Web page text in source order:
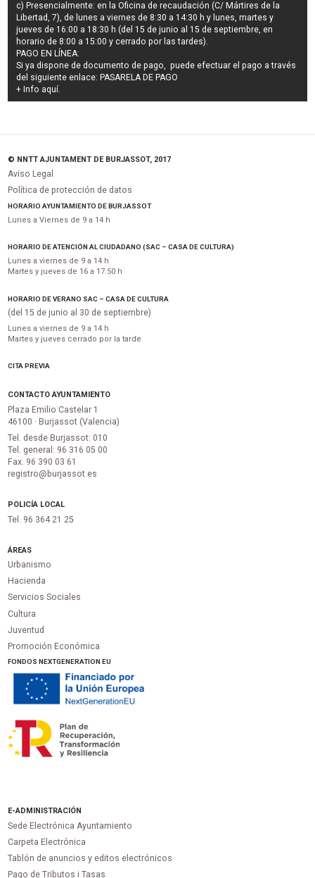
c) Presencialmente: en la Oficina de recaudación (C/ Mártires de la
Libertad, 7), de lunes a viernes de 8:30 a 14:30 h y lunes, martes y
jueves de 16:00 a 18:30 h (del 15 de junio al 15 de septiembre, en
horario de 8:00 a 15:00 y cerrado por las tardes).
PAGO EN LÍNEA:
Si ya dispone de documento de pago, puede efectuar el pago a través
del siguiente enlace: PASARELA DE PAGO
+ Info aquí.
© NNTT AJUNTAMENT DE BURJASSOT, 2017
Aviso Legal
Política de protección de datos
HORARIO AYUNTAMIENTO DE BURJASSOT
Lunes a Viernes de 9 a 14 h
HORARIO DE ATENCIÓN AL CIUDADANO (SAC – CASA DE CULTURA)
Lunes a viernes de 9 a 14 h
Martes y jueves de 16 a 17:50 h
HORARIO DE VERANO SAC – CASA DE CULTURA
(del 15 de junio al 30 de septiembre)
Lunes a viernes de 9 a 14 h
Martes y jueves cerrado por la tarde
CITA PREVIA
CONTACTO AYUNTAMIENTO
Plaza Emilio Castelar 1
46100 · Burjassot (Valencia)
Tel. desde Burjassot: 010
Tel. general: 96 316 05 00
Fax. 96 390 03 61
registro@burjassot.es
POLICÍA LOCAL
Tel. 96 364 21 25
ÁREAS
Urbanismo
Hacienda
Servicios Sociales
Cultura
Juventud
Promoción Económica
FONDOS NEXTGENERATION EU
E-ADMINISTRACIÓN
Sede Electrónica Ayuntamiento
Carpeta Electrónica
Tablón de anuncios y editos electrónicos
Pago de Tributos i Tasas